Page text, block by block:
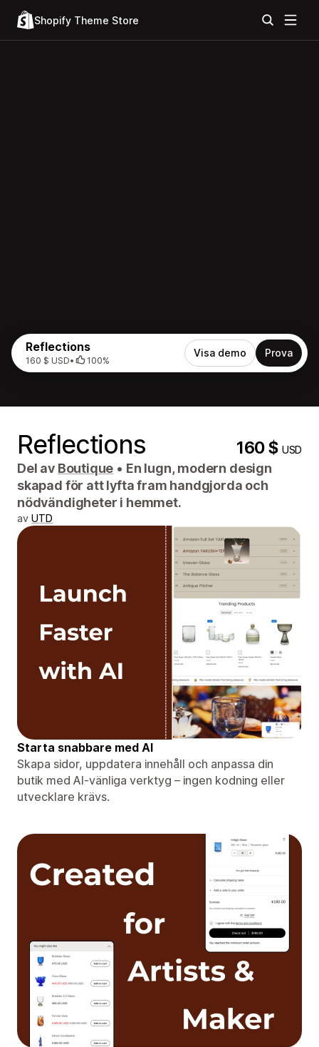
Shopify Theme Store
Reflections
160 $ USD• 100%
Visa demo Prova
Reflections 160 $USD
Del av Boutique • En lugn, modern design
skapad för att lyfta fram handgjorda och
nödvändigheter i hemmet.
av UTD
Starta snabbare med AI
Skapa sidor, uppdatera innehåll och anpassa din
butik med AI-vänliga verktyg – ingen kodning eller
utvecklare krävs.